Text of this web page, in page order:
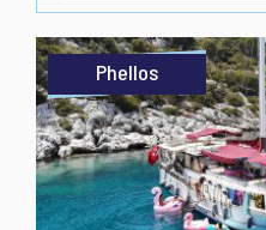
Phellos